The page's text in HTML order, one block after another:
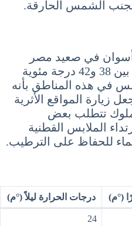
لتجنب الشمس الحارقة.
وأسوان في صعيد مصر
بدرجات حرارة أعلى تتراوح بين 38 و42 درجة مئوية
في هذه المناطق بأنه
زيارة المواقع الأثرية
تتطلب بعض
الملابس القطنية
للحفاظ على الترطيب.
(°م) درجات الحرارة ليلاً (°م)
24